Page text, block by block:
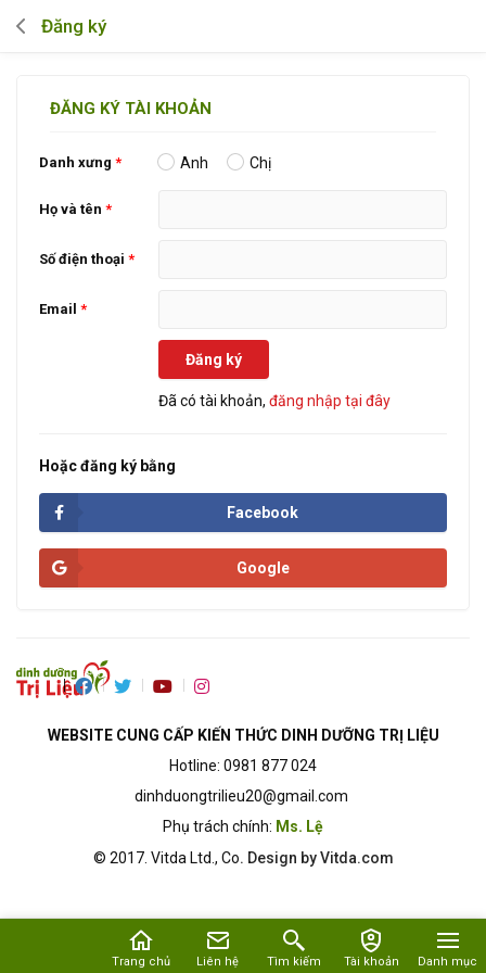
Đăng ký
ĐĂNG KÝ TÀI KHOẢN
Danh xưng Anh Chị
Họ và tên
Số điện thoại
Email
Đăng ký
Đã có tài khoản, đăng nhập tại đây
Hoặc đăng ký bằng
Facebook
Google
WEBSITE CUNG CẤP KIẾN THỨC DINH DƯỠNG TRỊ LIỆU
Hotline: 0981 877 024
dinhduongtrilieu20@gmail.com
Phụ trách chính: Ms. Lệ
© 2017. Vitda Ltd., Co. Design by Vitda.com
Trang chủ Liên hệ Tìm kiếm Tài khoản Danh mục